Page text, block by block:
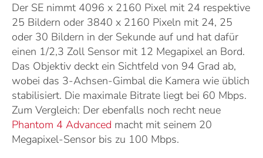
Der SE nimmt 4096 x 2160 Pixel mit 24 respektive
25 Bildern oder 3840 x 2160 Pixeln mit 24, 25
oder 30 Bildern in der Sekunde auf und hat dafür
einen 1/2,3 Zoll Sensor mit 12 Megapixel an Bord.
Das Objektiv deckt ein Sichtfeld von 94 Grad ab,
wobei das 3-Achsen-Gimbal die Kamera wie üblich
stabilisiert. Die maximale Bitrate liegt bei 60 Mbps.
Zum Vergleich: Der ebenfalls noch recht neue
Phantom 4 Advanced macht mit seinem 20
Megapixel-Sensor bis zu 100 Mbps.